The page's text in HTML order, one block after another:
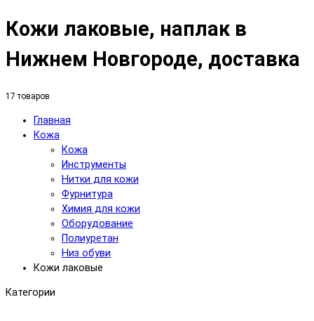
Кожи лаковые, наплак в
Нижнем Новгороде, доставка
17 товаров
Главная
Кожа
Кожа
Инструменты
Нитки для кожи
Фурнитура
Химия для кожи
Оборудование
Полиуретан
Низ обуви
Кожи лаковые
Категории